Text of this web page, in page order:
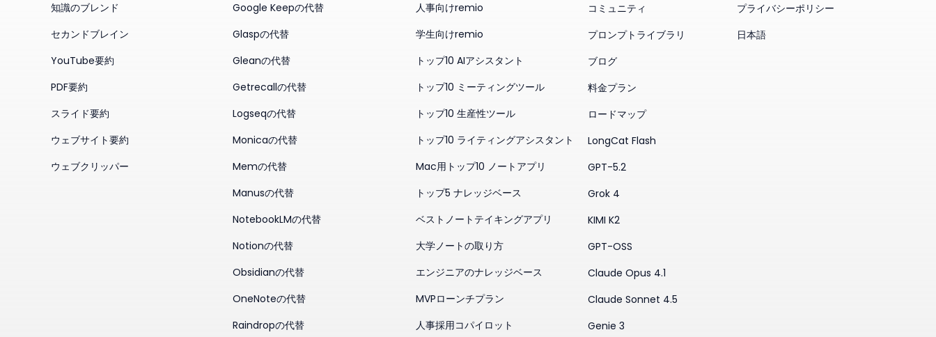
知識のブレンド
セカンドブレイン
YouTube要約
PDF要約
スライド要約
ウェブサイト要約
ウェブクリッパー
Google Keepの代替
Glaspの代替
Gleanの代替
Getrecallの代替
Logseqの代替
Monicaの代替
Memの代替
Manusの代替
NotebookLMの代替
Notionの代替
Obsidianの代替
OneNoteの代替
Raindropの代替
人事向けremio
学生向けremio
トップ10 AIアシスタント
トップ10 ミーティングツール
トップ10 生産性ツール
トップ10 ライティングアシスタント
Mac用トップ10 ノートアプリ
トップ5 ナレッジベース
ベストノートテイキングアプリ
大学ノートの取り方
エンジニアのナレッジベース
MVPローンチプラン
人事採用コパイロット
コミュニティ
プロンプトライブラリ
ブログ
料金プラン
ロードマップ
LongCat Flash
GPT-5.2
Grok 4
KIMI K2
GPT-OSS
Claude Opus 4.1
Claude Sonnet 4.5
Genie 3
プライバシーポリシー
日本語